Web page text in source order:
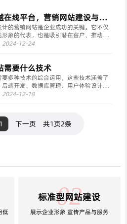
在线平台，营销网站建设与开
理念到现实——构建高效能营
完整旅程)
的营销网站是企业成功的关键。它不仅
形象的代表，也是吸引潜在客户、推动销
地位的重要工具。本文将深入探讨如何
2024-12-24
需要什么技术
多种技术的综合运用，这些技术涵盖了
后端开发、数据库管理、用户体验设计、
方面。以下是对这些技术的详细解释：
2024-12-18
1 下一页 共1页2条
低
02
标准型网站建设
展示企业形象 宣传产品与服务